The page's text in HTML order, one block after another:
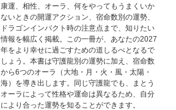
康運、相性、オーラ、何をやってもうまくいか
ないときの開運アクション、宿命数別の運勢、
ドラゴンインパクト時の注意点まで、知りたい
情報を幅広く掲載。この一冊が、あなたの2027
年をより幸せに過ごすための道しるべとなるで
しょう。本書は守護龍別の運勢に加え、宿命数
から6つのオーラ（大地・月・火・風・太陽・
海）を導き出します。同じ守護龍でも、まとう
オーラによって性格や運命は異なるため、自分
により合った運勢を知ることができます。